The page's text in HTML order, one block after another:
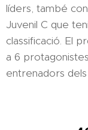
líders, també
Juvenil C que
classificació. El
a 6
entrenadors dels